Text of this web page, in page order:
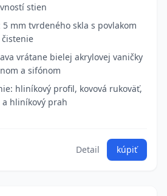
stien
5 mm tvrdeného skla s povlakom
vrátane bielej akrylovej vaničky
a sifónom
hliníkový profil, kovová rukoväť,
hliníkový prah
Detail kúpiť